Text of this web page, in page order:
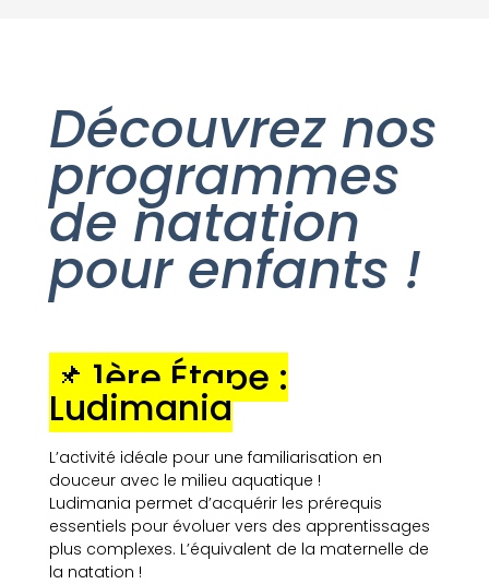
Découvrez nos
programmes
de natation
pour enfants !
📌 1ère Étape :
Ludimania
L’activité idéale pour une familiarisation en
douceur avec le milieu aquatique !
Ludimania permet d’acquérir les prérequis
essentiels pour évoluer vers des apprentissages
plus complexes. L’équivalent de la maternelle de
la natation !